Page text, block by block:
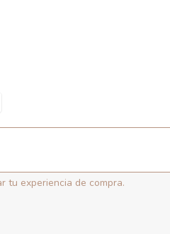
tu experiencia de compra.